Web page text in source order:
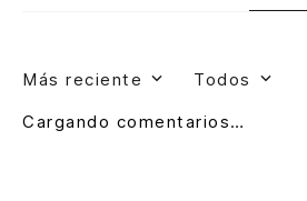
Más reciente Todos
Cargando comentarios…